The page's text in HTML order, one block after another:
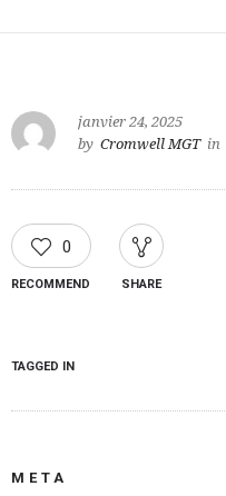
janvier 24, 2025
by Cromwell MGT in
0
RECOMMEND SHARE
TAGGED IN
META